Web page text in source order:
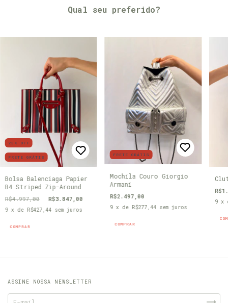
Qual seu preferido?
23 % OFF
FRETE GRÁTIS
Bolsa Balenciaga Papier
B4 Striped Zip-Around
R$4.997,00 R$3.847,00
9 x de R$427,44 sem juros
COMPRAR
FRETE GRÁTIS
Mochila Couro Giorgio
Armani
R$2.497,00
9 x de R$277,44 sem juros
COMPRAR
9 x
ASSINE NOSSA NEWSLETTER